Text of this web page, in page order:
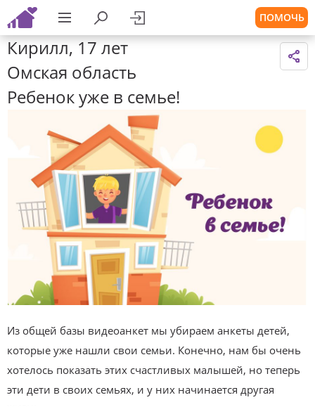
ПОМОЧЬ
Кирилл, 17 лет
Омская область
Ребенок уже в семье!
Из общей базы видеоанкет мы убираем анкеты детей,
которые уже нашли свои семьи. Конечно, нам бы очень
хотелось показать этих счастливых малышей, но теперь
эти дети в своих семьях, и у них начинается другая